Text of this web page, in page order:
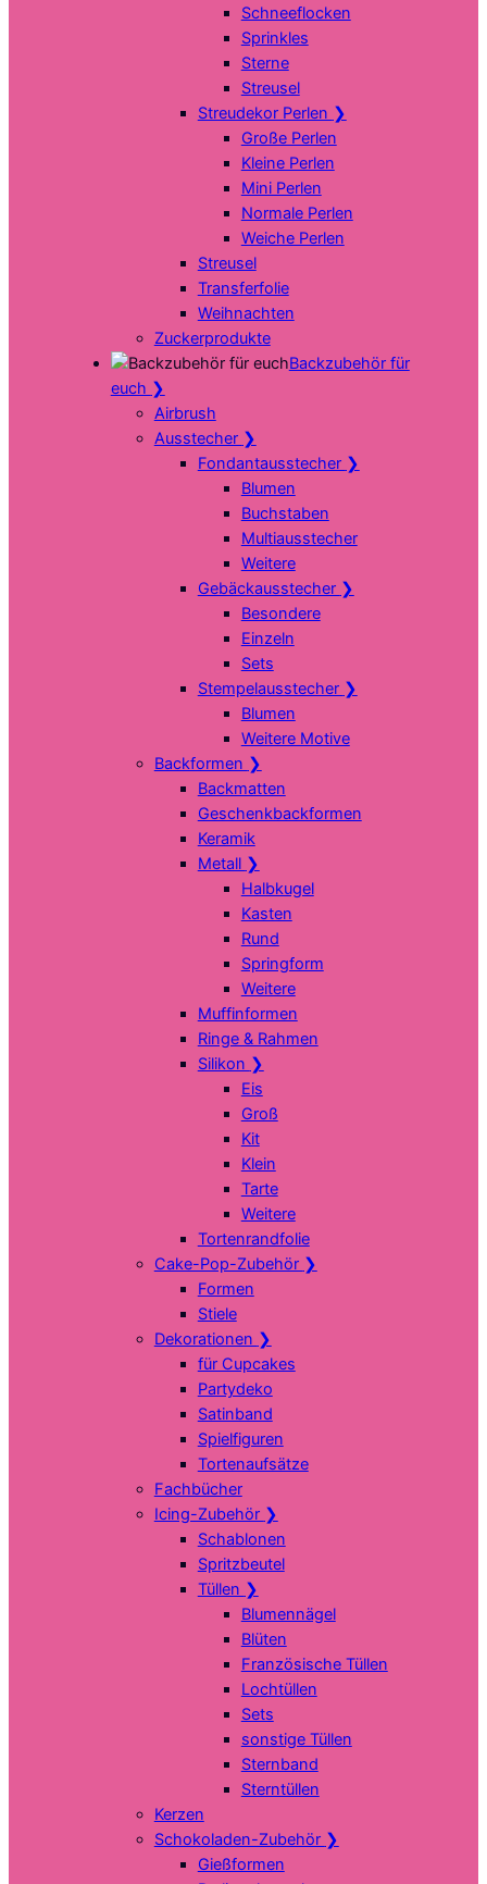
Schneeflocken
Sprinkles
Sterne
Streusel
Streudekor Perlen ❯
Große Perlen
Kleine Perlen
Mini Perlen
Normale Perlen
Weiche Perlen
Streusel
Transferfolie
Weihnachten
Zuckerprodukte
Backzubehör für
euch ❯
Airbrush
Ausstecher ❯
Fondantausstecher ❯
Blumen
Buchstaben
Multiausstecher
Weitere
Gebäckausstecher ❯
Besondere
Einzeln
Sets
Stempelausstecher ❯
Blumen
Weitere Motive
Backformen ❯
Backmatten
Geschenkbackformen
Keramik
Metall ❯
Halbkugel
Kasten
Rund
Springform
Weitere
Muffinformen
Ringe & Rahmen
Silikon ❯
Eis
Groß
Kit
Klein
Tarte
Weitere
Tortenrandfolie
Cake-Pop-Zubehör ❯
Formen
Stiele
Dekorationen ❯
für Cupcakes
Partydeko
Satinband
Spielfiguren
Tortenaufsätze
Fachbücher
Icing-Zubehör ❯
Schablonen
Spritzbeutel
Tüllen ❯
Blumennägel
Blüten
Französische Tüllen
Lochtüllen
Sets
sonstige Tüllen
Sternband
Sterntüllen
Kerzen
Schokoladen-Zubehör ❯
Gießformen